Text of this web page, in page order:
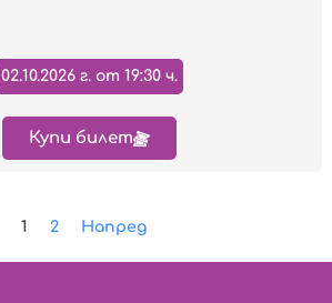
02.10.2026 г. от 19:30 ч.
Купи билет
1 2 Напред